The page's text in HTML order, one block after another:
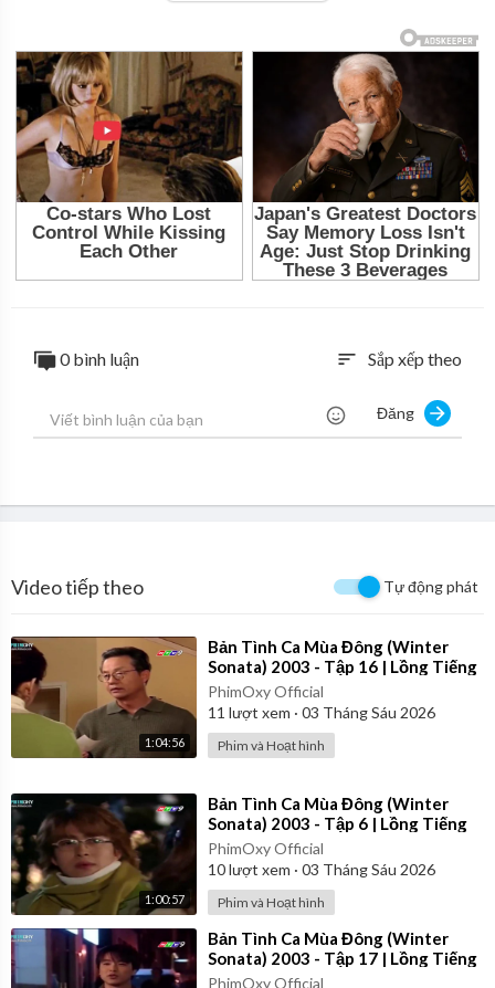
https://viet.tube/watch/
gio-do....ng-nam-ay-that-winte
0 bình luận sort Sắp xếp theo
Đăng
Video tiếp theo Tự động phát
1:04:56
⁣Bản Tình Ca Mùa Đông (Winter
Sonata) 2003 - Tập 16 | Lồng Tiếng
PhimOxy Official
11 lượt xem · 03 Tháng Sáu 2026
Phim và Hoạt hình
1:00:57
⁣Bản Tình Ca Mùa Đông (Winter
Sonata) 2003 - Tập 6 | Lồng Tiếng
PhimOxy Official
10lượt xem · 03 Tháng Sáu 2026
Phim và Hoạt hình
⁣Bản Tình Ca Mùa Đông (Winter
Sonata) 2003 - Tập 17 | Lồng Tiếng
PhimOxy Official